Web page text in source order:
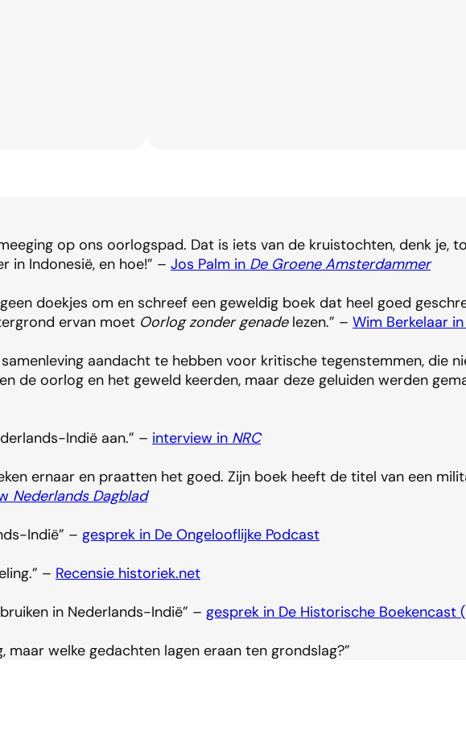
op ons oorlogspad. Dat is iets van de kruistochten, denk je,
in Indonesië, en hoe!” – Jos Palm in De Groene Amsterdammer
doekjes om en schreef een geweldig boek dat heel goed
ervan moet Oorlog zonder genade lezen.” – Wim Berkelaar
aandacht te hebben voor kritische tegenstemmen, die
de oorlog en het geweld keerden, maar deze geluiden werden
Indië aan.” – interview in NRC
ernaar en praatten het goed. Zijn boek heeft de titel van een
Nederlands Dagblad
Indië” – gesprek in De Ongelooflijke Podcast
– Recensie historiek.net
in Nederlands-Indië” – gesprek in De Historische Boekencast
maar welke gedachten lagen eraan ten grondslag?”